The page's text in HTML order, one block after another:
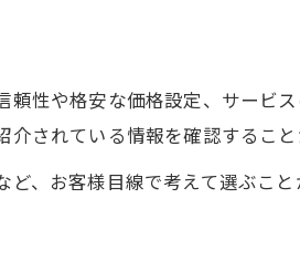
性や格安な価格設定、サービ
されている情報を確認すること
、お客様目線で考えて選ぶこと